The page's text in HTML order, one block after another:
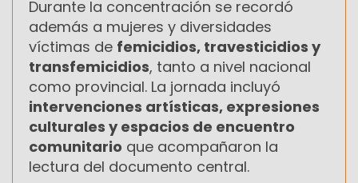
Durante la concentración se recordó
además a mujeres y diversidades
víctimas de femicidios, travesticidios y
transfemicidios, tanto a nivel nacional
como provincial. La jornada incluyó
intervenciones artísticas, expresiones
culturales y espacios de encuentro
comunitario que acompañaron la
lectura del documento central.